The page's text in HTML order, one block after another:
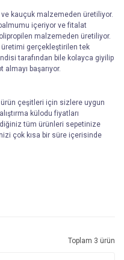
ve kauçuk malzemeden üretiliyor.
içeriyor ve fitalat
malzemeden üretiliyor.
gerçekleştirilen tek
tarafından bile kolayca giyilip
başarıyor.
çeşitleri için sizlere uygun
külodu fiyatları
tüm ürünleri sepetinize
çok kısa bir süre içerisinde
Toplam 3 ürün